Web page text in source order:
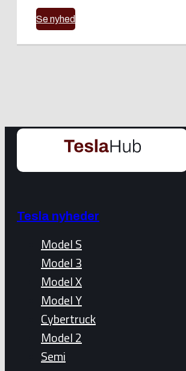
Se nyhed
Tesla nyheder
Model S
Model 3
Model X
Model Y
Cybertruck
Model 2
Semi